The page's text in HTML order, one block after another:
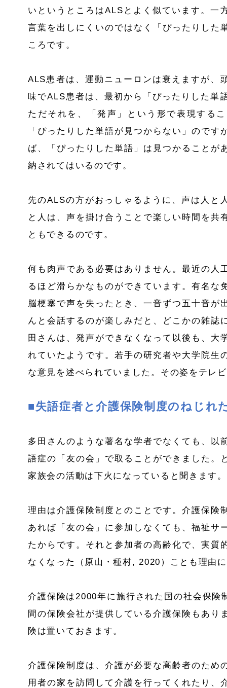
いというところはALS とよく似ています。一
言葉を出しにくいのではなく「ぴったりした
ころです。
ALS患者は、運動ニューロンは衰えますが、
味でALS患者は、最初から「ぴったりした単
ただそれを、「発声」という形で表現する
「ぴったりした単語が見つからない」ので
ば、「ぴったりした単語」は見つかることが
納されてはいるのです。
先のALSの方がおっしゃるように、声は人と
と人は、声を掛け合うことで楽しい時間を共
ともできるのです。
何も肉声である必要はありません。最近の人
るほど滑らかなものができています。有名な
脳梗塞で声を失ったとき、一音ずつ五十音が
んと会話するのが楽しみだと、どこかの雑誌
田さんは、発声ができなくなって以後も、大
れていたようです。若手の研究者や大学院生
な意見を述べられていました。その姿をテレ
■失語症者と介護保険制度のねじれ
多田さんのような著名な学者でなくても、以
語症の「友の会」で取ることができました。
家族会の活動は下火になっていると聞きます。
理由は介護保険制度とのことです。介護保険
あれば「友の会」に参加しなくても、福祉サ
たからです。それと参加者の高齢化で、実質
なくなった（原山・種村, 2020 ）ことも理由
介護保険は2000年に施行された国の社会保険
間の保険会社が提供している介護保険もあり
険は置いておきます。
介護保険制度は、介護が必要な高齢者のため
用者の家を訪問して介護を行ってくれたり、